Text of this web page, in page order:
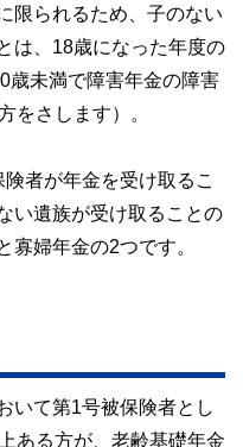
限られるため、子のない
は、18歳になった年度の
歳未満で障害年金の障害
をさします）。
者が年金を受け取るこ
い遺族が受け取ることの
寡婦年金の2つです。
いて第1号被保険者とし
ある方が、老齢基礎年金